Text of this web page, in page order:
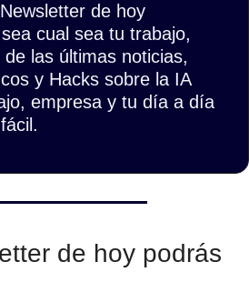
de hoy
cual sea tu trabajo,
las últimas noticias,
y Hacks sobre la IA
empresa y tu día a día
de hoy podrás